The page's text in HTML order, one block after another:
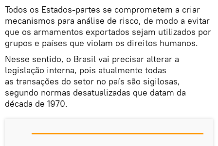
Todos os Estados-partes se comprometem a criar
mecanismos para análise de risco, de modo a evitar
que os armamentos exportados sejam utilizados por
grupos e países que violam os direitos humanos.
Nesse sentido, o Brasil vai precisar alterar a
legislação interna, pois atualmente todas
as transações do setor no país são sigilosas,
segundo normas desatualizadas que datam da
década de 1970.